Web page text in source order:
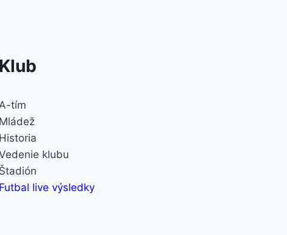
Klub
tím
Mládež
Historia
klubu
Štadión
Futbal live výsledky